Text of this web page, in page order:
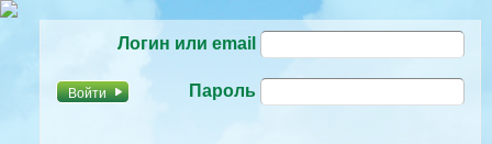
основному
Логин или email
Пароль